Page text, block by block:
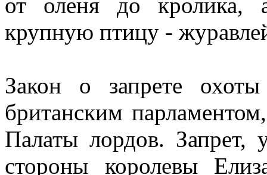
крупную птицу -
Закон о запрете
британским
Палаты лордов. Запрет,
стороны королевы